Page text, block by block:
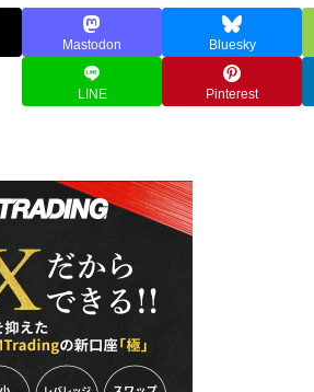
Mastodon Bluesky
LINE Pinterest